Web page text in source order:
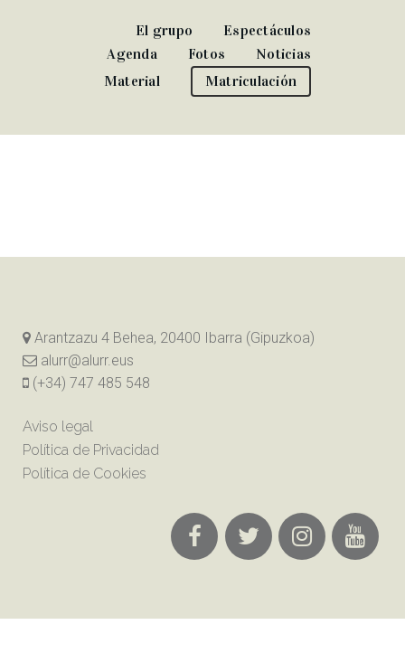
El grupo
Espectáculos
Agenda
Fotos
Noticias
Material
Matriculación
Arantzazu 4 Behea, 20400 Ibarra (Gipuzkoa)
alurr@alurr.eus
(+34) 747 485 548
Aviso legal
Política de Privacidad
Política de Cookies